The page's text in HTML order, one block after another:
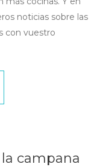
noticias sobre las
con vuestro
campana